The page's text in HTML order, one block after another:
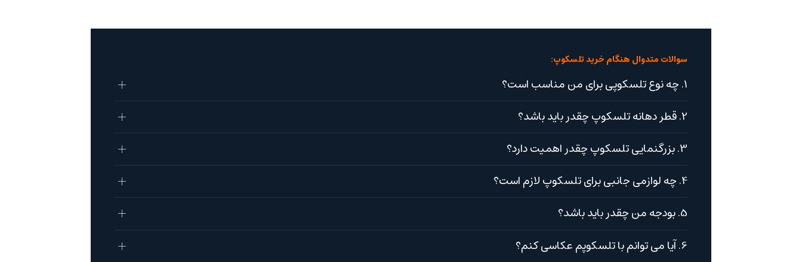
سوالات متدوال هنگام خرید تلسکوپ:
1. چه نوع تلسکوپی برای من مناسب است؟
2. قطر دهانه تلسکوپ چقدر باید باشد؟
3. بزرگنمایی تلسکوپ چقدر اهمیت دارد؟
4. چه لوازمی جانبی برای تلسکوپ لازم است؟
5. بودجه من چقدر باید باشد؟
6. آیا می توانم با تلسکوپم عکاسی کنم؟